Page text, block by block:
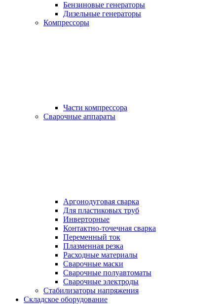
Бензиновые генераторы
Дизельные генераторы
Компрессоры
Части компрессора
Сварочные аппараты
Аргонодуговая сварка
Для пластиковых труб
Инверторные
Контактно-точечная сварка
Переменный ток
Плазменная резка
Расходные материалы
Сварочные маски
Сварочные полуавтоматы
Сварочные электроды
Стабилизаторы напряжения
Складское оборудование